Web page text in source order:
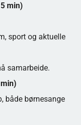
min)
sport og aktuelle
samarbeide.
både børnesange